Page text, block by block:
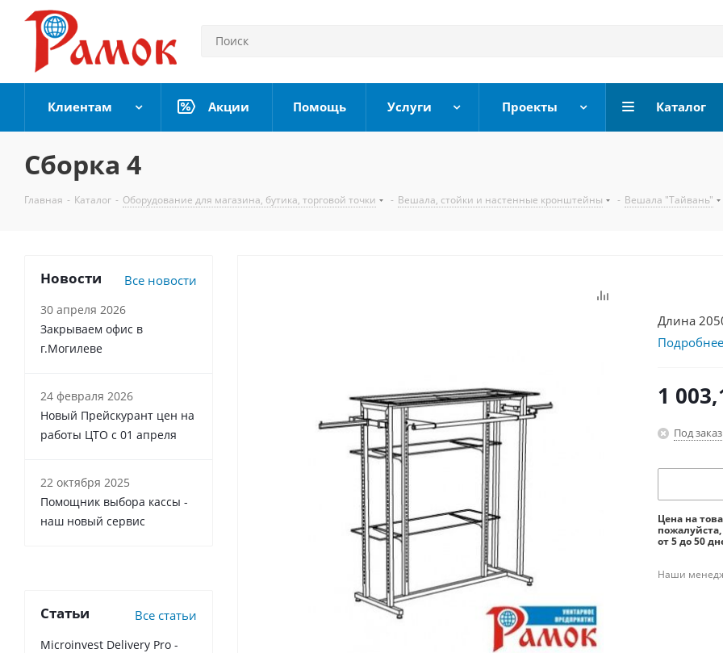
Клиентам Акции Помощь Услуги Проекты Каталог
Сборка 4
Главная - Каталог - Оборудование для магазина, бутика, торговой точки - Вешала, стойки и настенные кронштейны - Вешала "Тайвань"
Длина
Подробнее
1
Под заказ
Цена на
от 5 до 50
Наши
Новости Все новости
30 апреля 2026
Закрываем офис в
г.Могилеве
24 февраля 2026
Новый Прейскурант цен на
работы ЦТО с 01 апреля
22 октября 2025
Помощник выбора кассы -
наш новый сервис
Статьи Все статьи
Microinvest Delivery Pro -